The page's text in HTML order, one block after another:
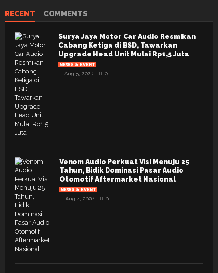
RECENT COMMENTS
Surya Jaya Motor Car Audio Resmikan
Cabang Ketiga di BSD, Tawarkan
Upgrade Head Unit Mulai Rp1,5 Juta
NEWS & EVENT
Aug 5, 2026 0
Venom Audio Perkuat Visi Menuju 25
Tahun, Bidik Dominasi Pasar Audio
Otomotif Aftermarket Nasional
NEWS & EVENT
Aug 4, 2026 0